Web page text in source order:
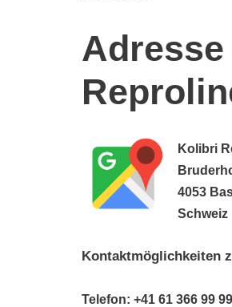
Kolibri
4053
Schweiz
Kontaktmöglichkeiten
Telefon: +41 61 366 99 99